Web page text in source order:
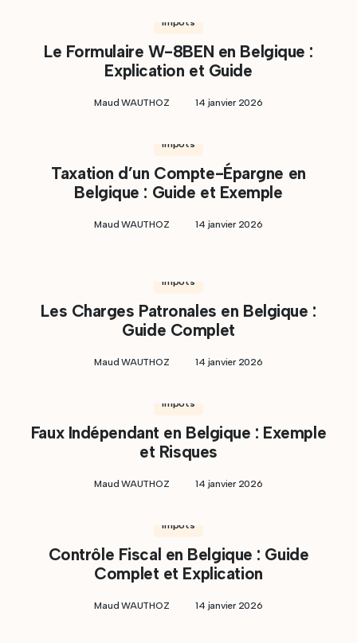
Impôts
Le Formulaire W-8BEN en Belgique :
Explication et Guide
Maud WAUTHOZ 14 janvier 2026
Impôts
Taxation d’un Compte-Épargne en
Belgique : Guide et Exemple
Maud WAUTHOZ 14 janvier 2026
Impôts
Les Charges Patronales en Belgique :
Guide Complet
Maud WAUTHOZ 14 janvier 2026
Impôts
Faux Indépendant en Belgique : Exemple
et Risques
Maud WAUTHOZ 14 janvier 2026
Impôts
Contrôle Fiscal en Belgique : Guide
Complet et Explication
Maud WAUTHOZ 14 janvier 2026